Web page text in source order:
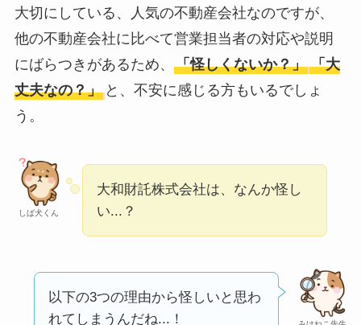
Liteの口コミ・評判は
実際どう？
ユリカコーポレーシ
ョンは怪しい？口コ
【怪しい？】株式会
Temuは怪しい？口コ
ミ・評判が正直ヤバ
大切にしている、人気の不動産会社なのですが、
他の不動産会社に比べて営業担当者の対応や説明
にばらつきがあるため、 「怪しくないか？」 「大
丈夫なの？」 と、不安に感じる方もいるでしょ
う。
しば犬くん
大和財託株式会社は、なんか怪し
い...？
以下の3つの理由から怪しいと思わ
れてしまうんだね...！